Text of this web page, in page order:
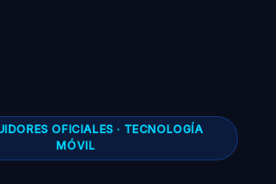
OFICIALES · TECNOLOGÍA
MÓVIL